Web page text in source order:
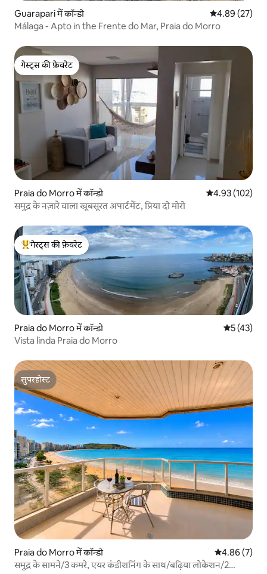
Guarapari में कॉन्डो औसत रेटिंग 5 में
4.89 (27)
Málaga - Apto in the Frente do Mar, Praia do Morro
गेस्ट्स की फ़ेवरेट
गेस्ट्स की फ़ेवरेट
Praia do Morro में कॉन्डो औसत रेटिंग 5 में से
4.93 (102)
समुद्र के नज़ारे वाला खूबसूरत अपार्टमेंट, प्रिया दो मोरो
गेस्ट्स का टॉप फ़ेवरेट
गेस्ट्स की फ़ेवरेट
Praia do Morro में कॉन्डो औसत रेटिंग
5 (43)
Vista linda Praia do Morro
सुपरहोस्ट
सुपरहोस्ट
Praia do Morro में कॉन्डो औसत रेटिंग 5 में
4.86 (7)
समुद्र के सामने/3 कमरे, एयर कंडीशनिंग के साथ/बढ़िया लोकेशन/2